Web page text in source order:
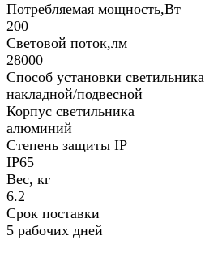
Потребляемая мощность,Вт
200
Световой поток,лм
28000
Способ установки светильника
накладной/подвесной
Корпус светильника
алюминий
Степень защиты IP
IP65
Вес, кг
6.2
Срок поставки
5 рабочих дней